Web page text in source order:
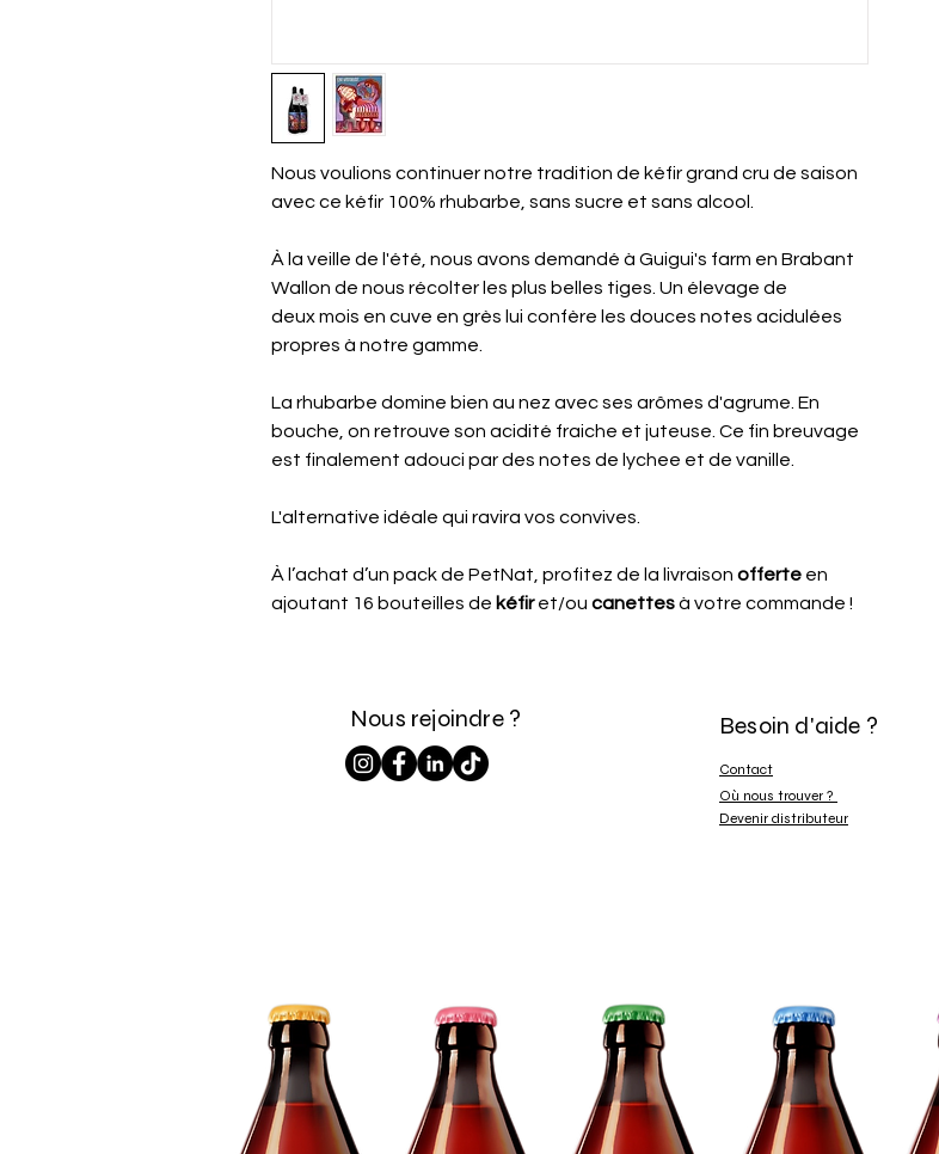
Nous voulions continuer notre tradition de kéfir grand cru de saison
avec ce kéfir 100% rhubarbe, sans sucre et sans alcool.
À la veille de l'été, nous avons demandé à Guigui's farm en Brabant
Wallon de nous récolter les plus belles tiges. Un élevage de
deux mois en cuve en grès lui confère les douces notes acidulées
propres à notre gamme.
La rhubarbe domine bien au nez avec ses arômes d'agrume. En
bouche, on retrouve son acidité fraiche et juteuse. Ce fin breuvage
est finalement adouci par des notes de lychee et de vanille.
L'alternative idéale qui ravira vos convives.
À l’achat d’un pack de PetNat, profitez de la livraison offerte en
ajoutant 16 bouteilles de kéfiret/ou canettesà votre commande !
Nous rejoindre ? Besoin d'aide ?
Contact
Où nous trouver ?
Devenir distributeur